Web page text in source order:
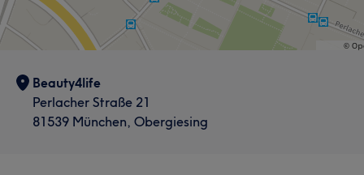
Beauty4life
Perlacher Straße 21
81539 München, Obergiesing